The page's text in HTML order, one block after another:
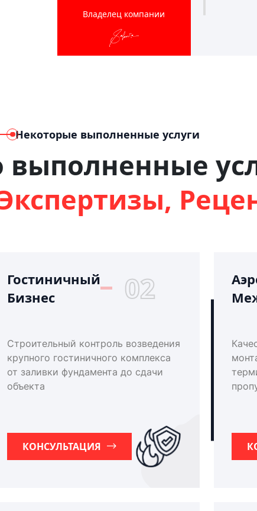
Владелец компании
Некоторые выполненные услуги
Гостиничный
Бизнес
02
Строительный контроль возведения
крупного гостиничного комплекса
от заливки фундамента до сдачи
объекта
КОНСУЛЬТАЦИЯ